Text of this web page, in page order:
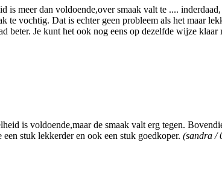
meer dan voldoende,over smaak valt te ....
vochtig. Dat is echter geen probleem als het maar
beter. Je kunt het ook nog eens op dezelfde wijze
is voldoende,maar de smaak valt erg tegen.
stuk lekkerder en ook een stuk goedkoper. (sandra /